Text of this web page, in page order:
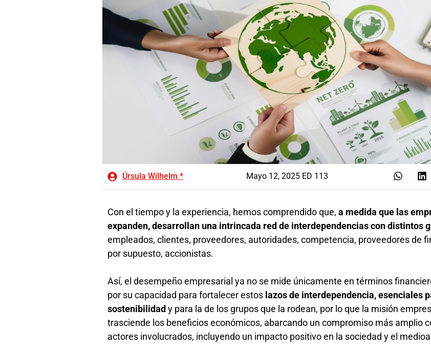
Úrsula Wilhelm * Mayo 12, 2025 ED 113
Con el tiempo y la experiencia, hemos comprendido que,a medida que las
expanden, desarrollan una intrincada red de interdependencias con distintos
empleados, clientes, proveedores, autoridades, competencia, proveedores de
por supuesto, accionistas.
Así, el desempeño empresarial ya no se mide únicamente en términos
por su capacidad para fortalecer estos lazos de interdependencia, esenciales
sostenibilidady para la de los grupos que la rodean, por lo que la misión
trasciende los beneficios económicos, abarcando un compromiso más amplio
actores involucrados, incluyendo un impacto positivo en la sociedad y el